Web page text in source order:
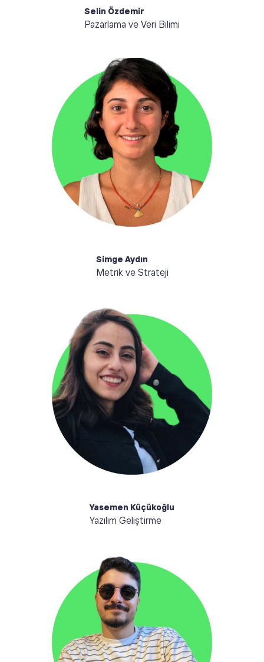
Selin Özdemir
Pazarlama ve Veri Bilimi
Merhaba, ben Simge. Platformumuzdaki ESG
metriklerini, çerçevelerini ve standartlarını
güncellemekten sorumluyum. Ayrıca yeni ürün
geliştirmeye ve iş birlikleri kurmaya katkıda
bulunuyorum. Müzik dinlemeye ve rekabetçi
oyunlara tutkuyla bağlıyım.
Simge Aydın
Metrik ve Strateji
Merhaba, ben Yasemen. Harika ekibimizde yazılım
geliştirmeden sorumluyum. Kullanıcıların istekleri ve
deneyimleri doğrultusunda yazılımda gerekli
iyileştirmeleri gerçekleştiriyorum. Çizgi roman
okumak ve çizim yapmak en çok zevk aldığım şeyler
Yasemen Küçükoğlu
Yazılım Geliştirme
Merhaba, ben Muhammet. Kullanıcıların isteklerini
optimize etmekten sorumluyum. Boş zamanlarımda
futbol sahasında veya oyun dünyasında